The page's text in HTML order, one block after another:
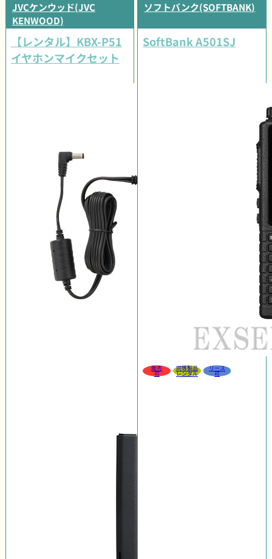
JVCケンウッド(JVC
KENWOOD)
【レンタル】KBX-P51
イヤホンマイクセット
ソフトバンク(SOFTBANK)
SoftBank A501SJ
販売
可
同等製品
レンタル
リース
可